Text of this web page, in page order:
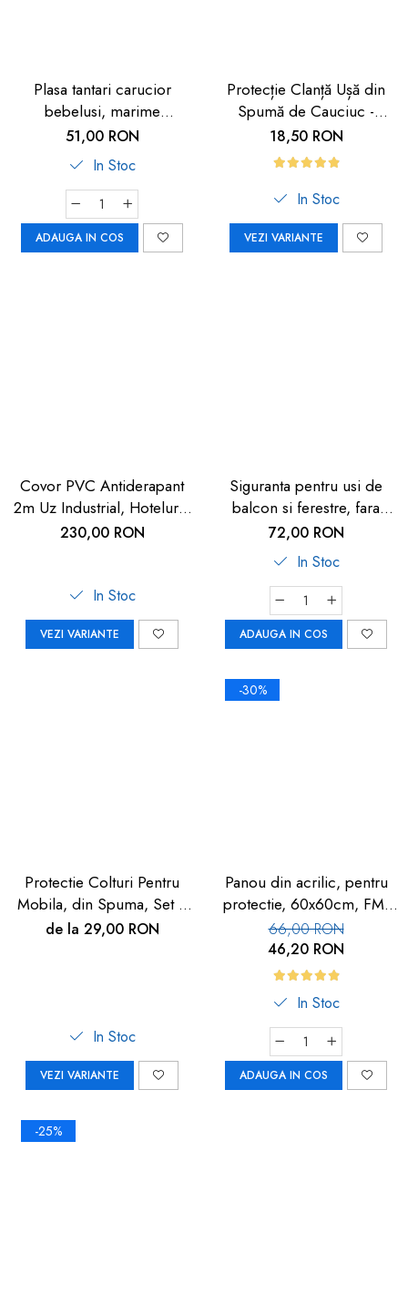
Plasa tantari carucior
bebelusi, marime
universala, neagra, Reer
BiteSafe
51,00 RON
In Stoc
ADAUGA IN COS
Protecție Clanță Ușă din
Spumă de Cauciuc -
Siguranță pentru Copii |
Car Boy Safety
18,50 RON
In Stoc
VEZI VARIANTE
Covor PVC Antiderapant
2m Uz Industrial, Hoteluri |
Carboysafey
230,00 RON
In Stoc
VEZI VARIANTE
Siguranta pentru usi de
balcon si ferestre, fara
gaurire sau lipire, gri
antracit, Reer WinLock
70021
72,00 RON
In Stoc
ADAUGA IN COS
Protectie Colturi Pentru
Mobila, din Spuma, Set 4
buc
de la 29,00 RON
In Stoc
VEZI VARIANTE
-30%
Panou din acrilic, pentru
protectie, 60x60cm, FM-
113
66,00 RON
46,20 RON
In Stoc
ADAUGA IN COS
-25%